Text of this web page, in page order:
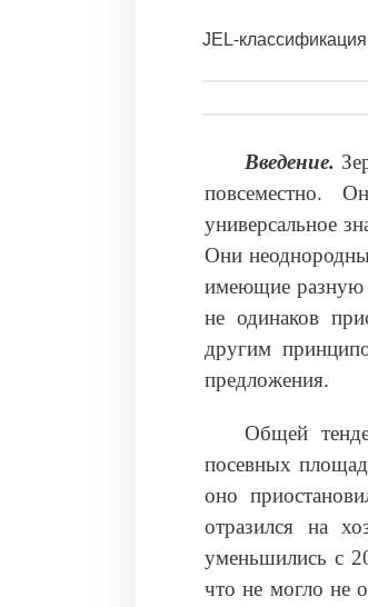
JEL-
Введение.
повсеместно.
универсальное
Они неоднородны
имеющие разную
не одинаков
другим
предложения.
Общей
посевных
оно
отразился на
уменьшились с
что не могло не